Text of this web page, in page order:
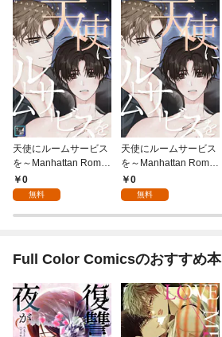
天使にルームサービス
を～Manhattan Roma
nce【全年齢版】(1)
0
無料
天使にルームサービス
を～Manhattan Roma
nce(1)
0
無料
Full Color Comicsのおすすめ本